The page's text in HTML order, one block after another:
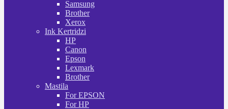
Samsung
Brother
Xerox
Ink Kertridzi
HP
Canon
Epson
Lexmark
Brother
Mastila
For EPSON
For HP